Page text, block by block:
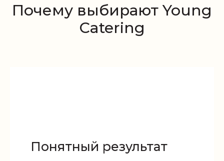
Почему выбирают Young
Catering
Понятный результат